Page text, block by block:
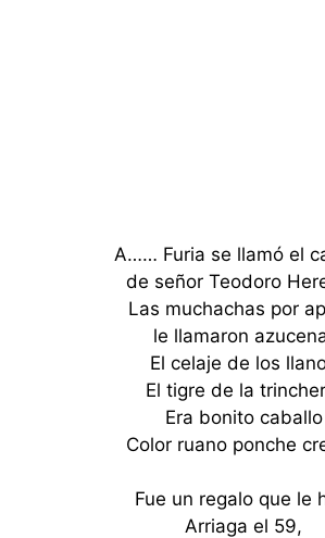
A…… Furia se llamó el
de señor Teodoro
Las muchachas por
le llamaron
El celaje de los
El tigre de la
Era bonito caballo
Color ruano ponche
Fue un regalo que le
Arriaga el 59,